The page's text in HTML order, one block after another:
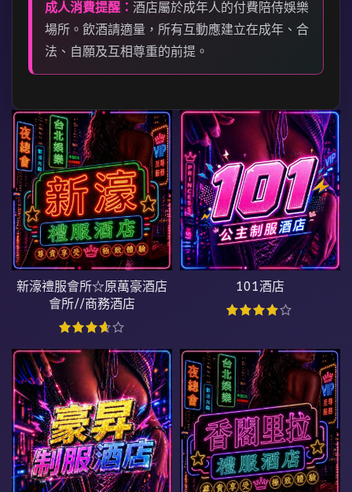
成人消費提醒： 酒店屬於成年人的付費陪侍娛樂
場所。飲酒請適量，所有互動應建立在成年、合
法、自願及互相尊重的前提。
新濠禮服會所☆原萬豪酒店
會所//商務酒店
101酒店